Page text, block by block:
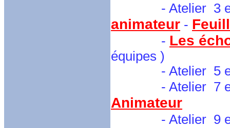
- Atelier 3
animateur -
- Les
équipes )
- Atelier 5 et 6
- Atelier 7 et 8 :
Animateur
- Atelier 9